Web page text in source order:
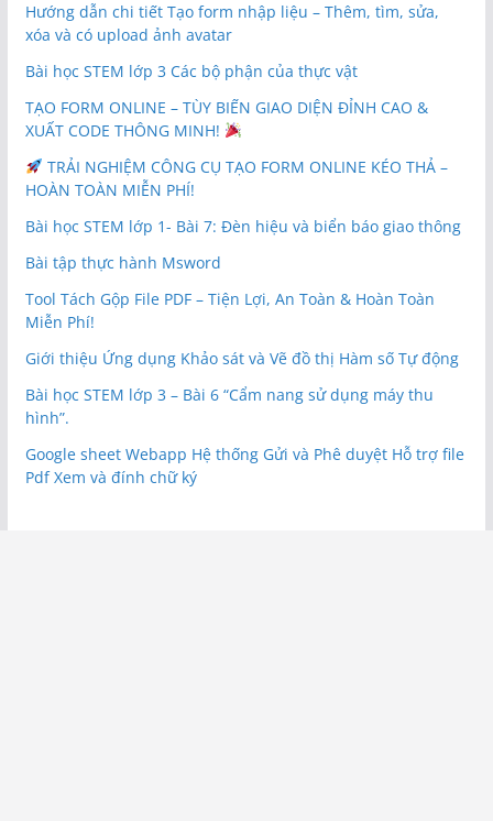
Hướng dẫn chi tiết Tạo form nhập liệu – Thêm, tìm, sửa,
xóa và có upload ảnh avatar
Bài học STEM lớp 3 Các bộ phận của thực vật
TẠO FORM ONLINE – TÙY BIẾN GIAO DIỆN ĐỈNH CAO &
XUẤT CODE THÔNG MINH!
TRẢI NGHIỆM CÔNG CỤ TẠO FORM ONLINE KÉO THẢ –
HOÀN TOÀN MIỄN PHÍ!
Bài học STEM lớp 1- Bài 7: Đèn hiệu và biển báo giao thông
Bài tập thực hành Msword
Tool Tách Gộp File PDF – Tiện Lợi, An Toàn & Hoàn Toàn
Miễn Phí!
Giới thiệu Ứng dụng Khảo sát và Vẽ đồ thị Hàm số Tự động
Bài học STEM lớp 3 – Bài 6 “Cẩm nang sử dụng máy thu
hình”.
Google sheet Webapp Hệ thống Gửi và Phê duyệt Hỗ trợ file
Pdf Xem và đính chữ ký